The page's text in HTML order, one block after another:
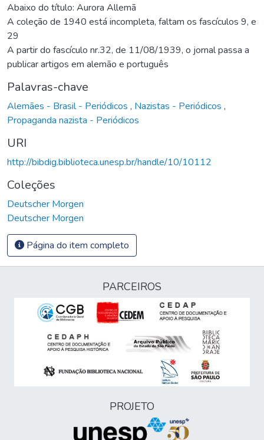
Abaixo do título: Aurora Allemã
A coleção de 1940 está incompleta, faltam os fascículos 9, e
29
A partir do fascículo nr.32, de 11/08/1939, o jornal passa a
publicar artigos em alemão e português
Palavras-chave
Alemães - Brasil - Periódicos , Nazistas - Periódicos ,
Propaganda nazista - Periódicos
URI
http://bibdig.biblioteca.unesp.br/handle/10/10112
Coleções
Deutscher Morgen
Deutscher Morgen
Página do item completo
PARCEIROS
PROJETO